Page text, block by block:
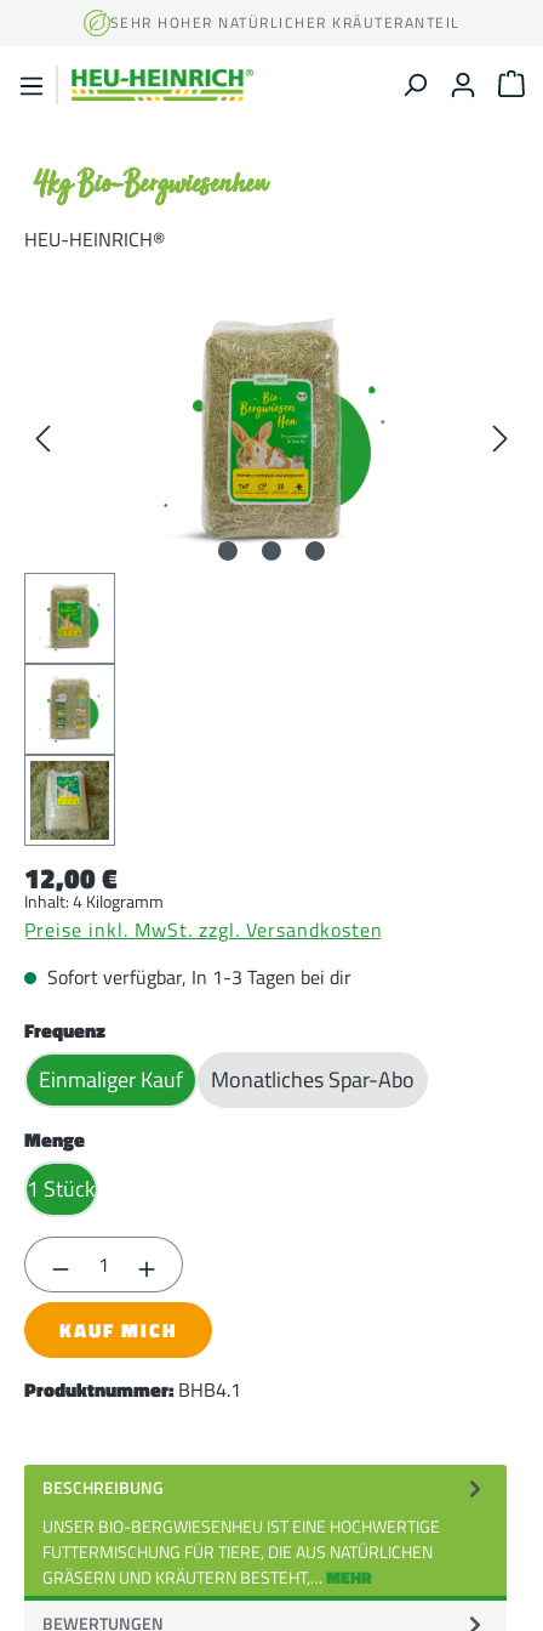
Zum Hauptinhalt springenSEHR HOHER NATÜRLICHER KRÄUTERANTEIL
4kg Bio-Bergwiesenheu
HEU-HEINRICH®
12,00 €
Inhalt:4 Kilogramm
Preise inkl. MwSt. zzgl. Versandkosten
Sofort verfügbar, In 1-3 Tagen bei dir
Frequenzauswählen
Einmaliger Kauf Monatliches Spar-Abo
Mengeauswählen
1 Stück
Produkt Anzahl: Gib den gewünschten Wert
KAUF MICH
Produktnummer:BHB4.1
BESCHREIBUNG
UNSER BIO-BERGWIESENHEU IST EINE HOCHWERTIGE
FUTTERMISCHUNG FÜR TIERE, DIE AUS NATÜRLICHEN
GRÄSERN UND KRÄUTERN BESTEHT,…MEHR
BEWERTUNGEN